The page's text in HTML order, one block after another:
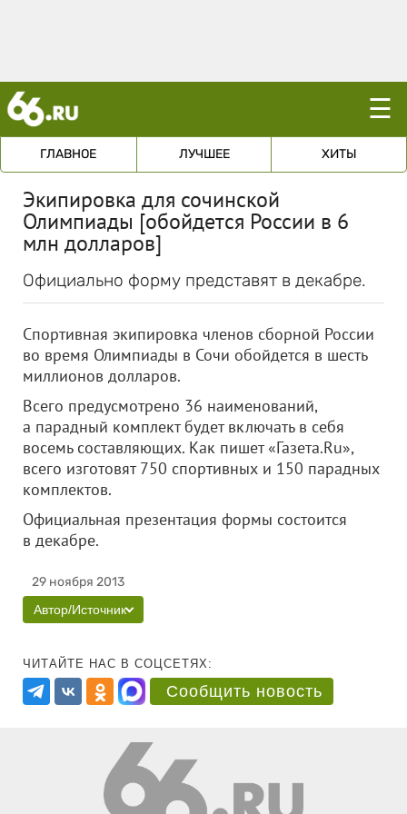
☰
ГЛАВНОЕ ЛУЧШЕЕ ХИТЫ
Экипировка для сочинской
Олимпиады [обойдется России в 6
млн долларов]
Официально форму представят в декабре.
Спортивная экипировка членов сборной России
во время Олимпиады в Сочи обойдется в шесть
миллионов долларов.
Всего предусмотрено 36 наименований,
а парадный комплект будет включать в себя
восемь составляющих. Как пишет «Газета.Ru»,
всего изготовят 750 спортивных и 150 парадных
комплектов.
Официальная презентация формы состоится
в декабре.
29 ноября 2013
Автор/Источник
ЧИТАЙТЕ НАС В СОЦСЕТЯХ:
Сообщить новость